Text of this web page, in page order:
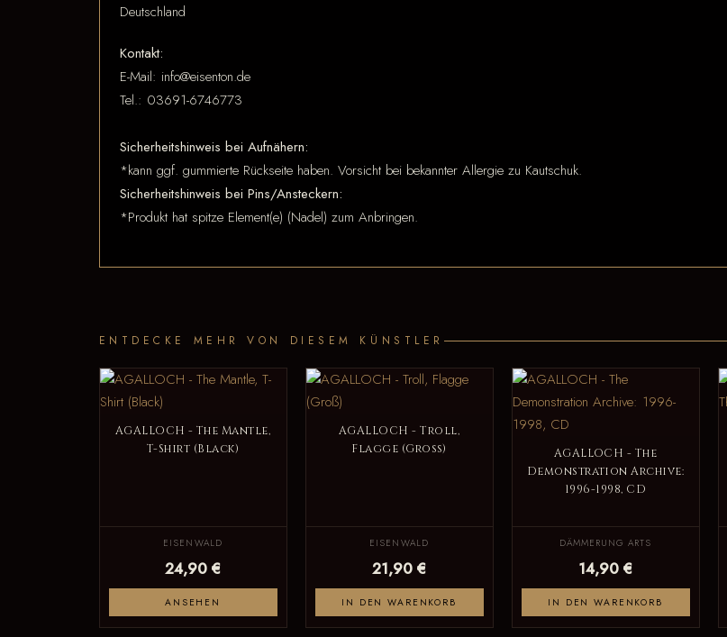
Deutschland
Kontakt:
E-Mail: info@eisenton.de
Tel.: 03691-6746773
Sicherheitshinweis bei Aufnähern:
*kann ggf. gummierte Rückseite haben. Vorsicht bei bekannter Allergie zu Kautschuk.
Sicherheitshinweis bei Pins/Ansteckern:
*Produkt hat spitze Element(e) (Nadel) zum Anbringen.
ENTDECKE MEHR VON DIESEM KÜNSTLER
AGALLOCH - The Mantle,
T-Shirt (Black)
EISENWALD
24,90 €
ANSEHEN
AGALLOCH - Troll,
Flagge (Groß)
EISENWALD
21,90 €
IN DEN WARENKORB
AGALLOCH - The
Demonstration Archive:
1996-1998, CD
DÄMMERUNG ARTS
14,90 €
IN DEN WARENKORB